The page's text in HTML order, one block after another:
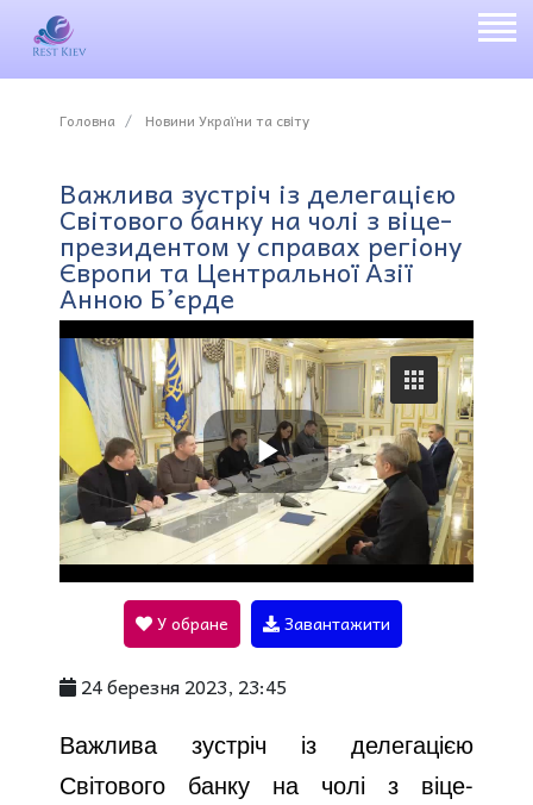
Головна Новини України та світу
Важлива зустріч із делегацією
Світового банку на чолі з віце-
президентом у справах регіону
Європи та Центральної Азії
Анною Б’єрде
P
l
a
y
У обране Завантажити
24 березня 2023, 23:45
Важлива зустріч із делегацією
Світового банку на чолі з віце-